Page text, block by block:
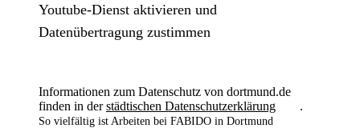
Youtube-Dienst aktivieren und
Datenübertragung zustimmen
Informationen zum Datenschutz von dortmund.de
finden in derstädtischen Datenschutzerklärung .
So vielfältig ist Arbeiten bei FABIDO in Dortmund